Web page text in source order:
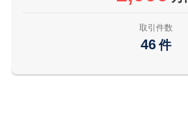
取引件数
46 件